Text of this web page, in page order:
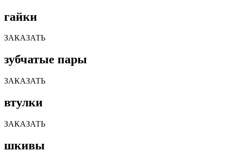
гайки
ЗАКАЗАТЬ
зубчатые пары
ЗАКАЗАТЬ
втулки
ЗАКАЗАТЬ
шкивы